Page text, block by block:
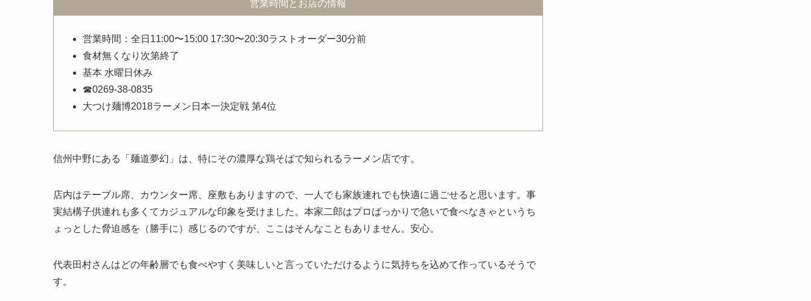
営業時間とお店の情報
営業時間：全日11:00〜15:00 17:30〜20:30ラストオーダー30分前
食材無くなり次第終了
基本 水曜日休み
☎︎0269-38-0835
大つけ麺博2018ラーメン日本一決定戦 第4位
信州中野にある「麺道夢幻」は、特にその濃厚な鶏そばで知られるラーメン店です。
店内はテーブル席、カウンター席、座敷もありますので、一人でも家族連れでも快適に過ごせると思います。事
実結構子供連れも多くてカジュアルな印象を受けました。本家二郎はプロばっかりで急いで食べなきゃというち
ょっとした脅迫感を（勝手に）感じるのですが、ここはそんなこともありません。安心。
代表田村さんはどの年齢層でも食べやすく美味しいと言っていただけるように気持ちを込めて作っているそうで
す。